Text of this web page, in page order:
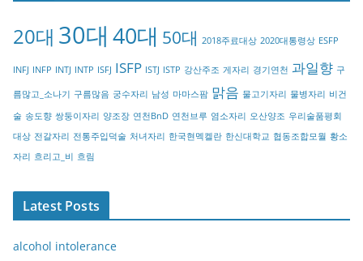
o
y
20대 30대 40대 50대 2018주료대상 2020대통령상 ESFP
INFJ INFP INTJ INTP ISFJ ISFP ISTJ ISTP 강산주조 게자리 경기연천 과일향 구
름많고_소나기 구름많음 궁수자리 남성 마마스팜 맑음 물고기자리 물병자리 비건
술 송도향 쌍둥이자리 양조장 연천BnD 연천브루 염소자리 오산양조 우리술품평회
대상 전갈자리 전통주입덕술 처녀자리 한국현멕켈란 한신대학교 협동조합모월 황소
자리 흐리고_비 흐림
Latest Posts
alcohol intolerance